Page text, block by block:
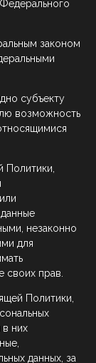
законом
субъекту
возможность
Политики,
незаконно
для
прав.
Политики,
них
данных, за